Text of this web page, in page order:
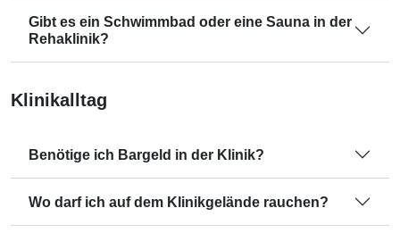
Gibt es ein Schwimmbad oder eine Sauna in der
Rehaklinik?
Klinikalltag
Benötige ich Bargeld in der Klinik?
Wo darf ich auf dem Klinikgelände rauchen?